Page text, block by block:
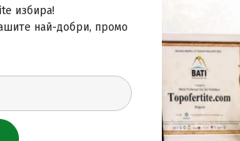
избира!
най-добри, промо